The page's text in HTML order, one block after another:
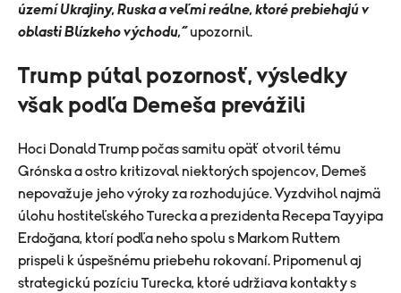
území Ukrajiny, Ruska a veľmi reálne, ktoré prebiehajú v
oblasti Blízkeho východu,“ upozornil.
Trump pútal pozornosť, výsledky
však podľa Demeša prevážili
Hoci Donald Trump počas samitu opäť otvoril tému
Grónska a ostro kritizoval niektorých spojencov, Demeš
nepovažuje jeho výroky za rozhodujúce. Vyzdvihol najmä
úlohu hostiteľského Turecka a prezidenta Recepa Tayyipa
Erdoğana, ktorí podľa neho spolu s Markom Ruttem
prispeli k úspešnému priebehu rokovaní. Pripomenul aj
strategickú pozíciu Turecka, ktoré udržiava kontakty s